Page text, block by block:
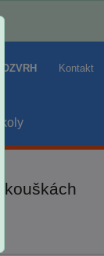
ROZVRH Kontakt
školy